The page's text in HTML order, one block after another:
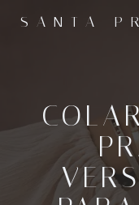
SANTA